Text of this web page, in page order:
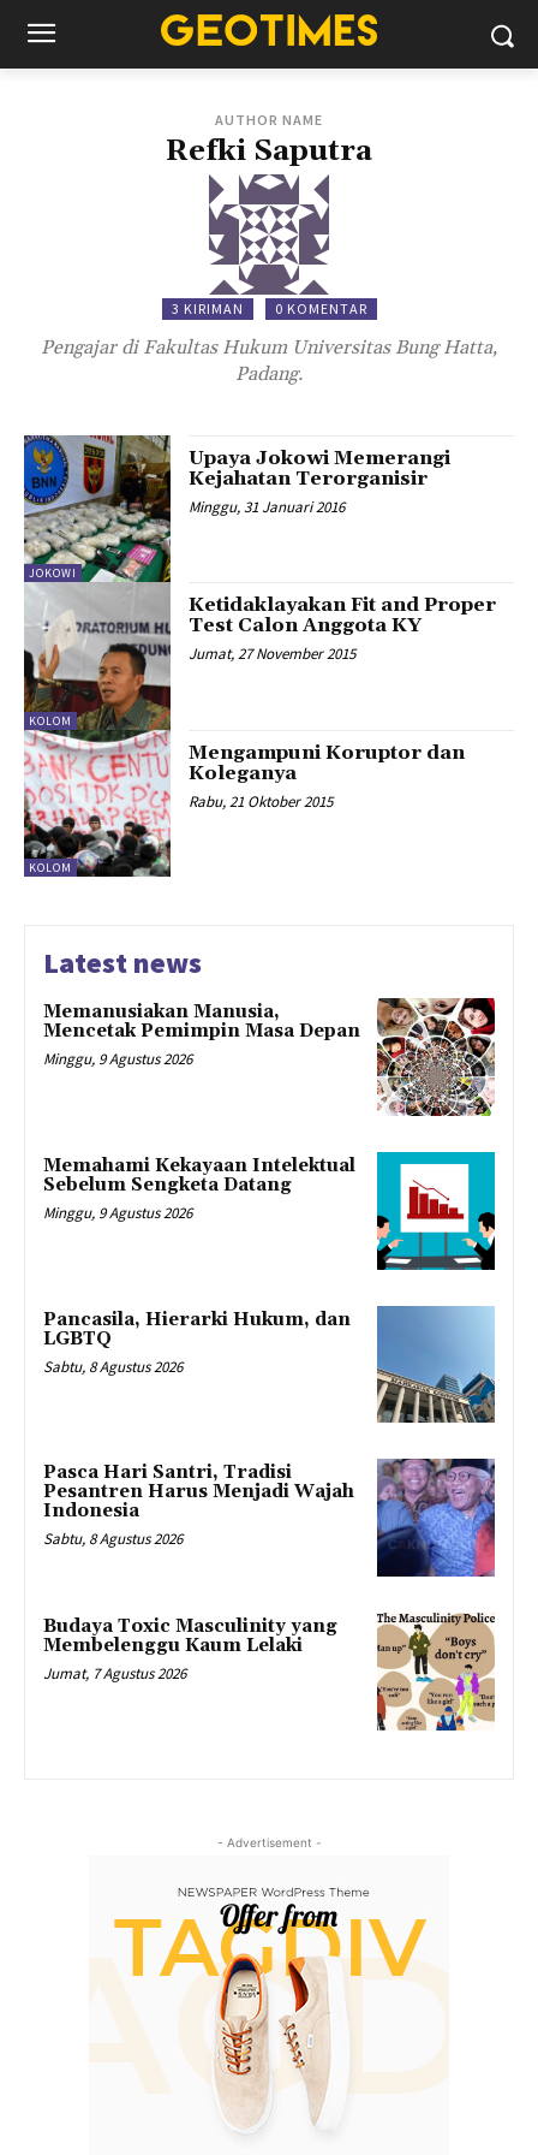
AUTHOR NAME
Refki Saputra
3 KIRIMAN 0 KOMENTAR
Pengajar di Fakultas Hukum Universitas Bung Hatta,
Padang.
JOKOWI
Upaya Jokowi Memerangi
Kejahatan Terorganisir
Minggu, 31 Januari 2016
KOLOM
Ketidaklayakan Fit and Proper
Test Calon Anggota KY
Jumat, 27 November 2015
KOLOM
Mengampuni Koruptor dan
Koleganya
Rabu, 21 Oktober 2015
Latest news
Memanusiakan Manusia,
Mencetak Pemimpin Masa Depan
Minggu, 9 Agustus 2026
Memahami Kekayaan Intelektual
Sebelum Sengketa Datang
Minggu, 9 Agustus 2026
Pancasila, Hierarki Hukum, dan
LGBTQ
Sabtu, 8 Agustus 2026
Pasca Hari Santri, Tradisi
Pesantren Harus Menjadi Wajah
Indonesia
Sabtu, 8 Agustus 2026
Budaya Toxic Masculinity yang
Membelenggu Kaum Lelaki
Jumat, 7 Agustus 2026
- Advertisement -